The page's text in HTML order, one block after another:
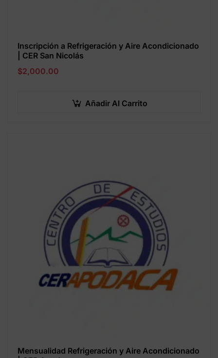
Inscripción a Refrigeración y Aire Acondicionado
| CER San Nicolás
$2,000.00
Añadir Al Carrito
Mensualidad Refrigeración y Aire Acondicionado